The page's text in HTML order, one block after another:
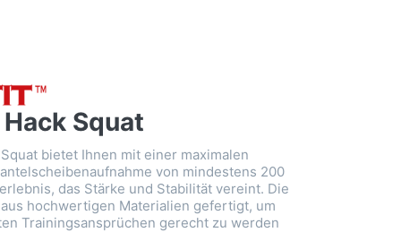
Hack Squat
bietet Ihnen mit einer maximalen
von mindestens 200
das Stärke und Stabilität vereint. Die
hochwertigen Materialien gefertigt, um
Trainingsansprüchen gerecht zu werden